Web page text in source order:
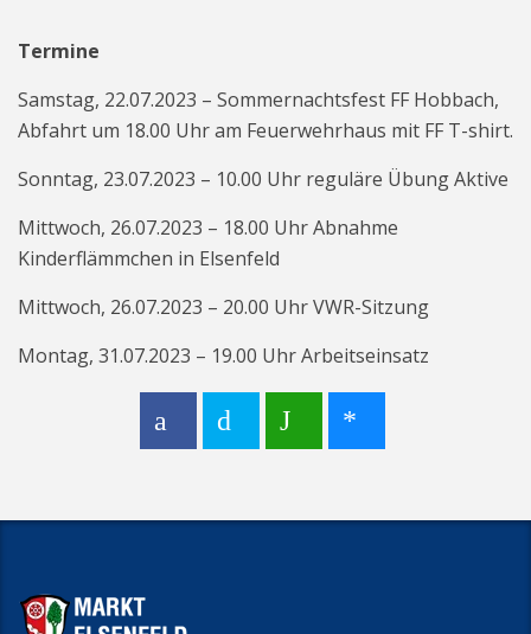
Termine
Samstag, 22.07.2023 – Sommernachtsfest FF Hobbach,
Abfahrt um 18.00 Uhr am Feuerwehrhaus mit FF T-shirt.
Sonntag, 23.07.2023 – 10.00 Uhr reguläre Übung Aktive
Mittwoch, 26.07.2023 – 18.00 Uhr Abnahme
Kinderflämmchen in Elsenfeld
Mittwoch, 26.07.2023 – 20.00 Uhr VWR-Sitzung
Montag, 31.07.2023 – 19.00 Uhr Arbeitseinsatz